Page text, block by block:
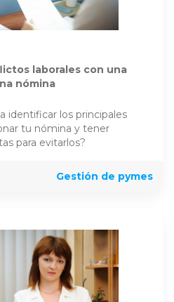
laborales con una
nómina
identificar los principales
tu nómina y tener
para evitarlos?
Gestión de pymes